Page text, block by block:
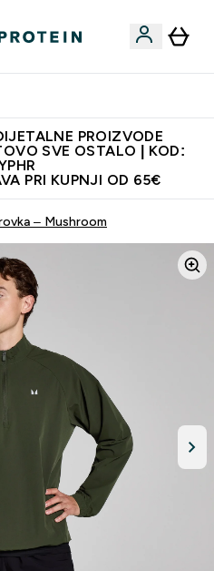
PROIZVODE
SVE OSTALO | KOD:
PRI KUPNJI OD 65€
– Mushroom